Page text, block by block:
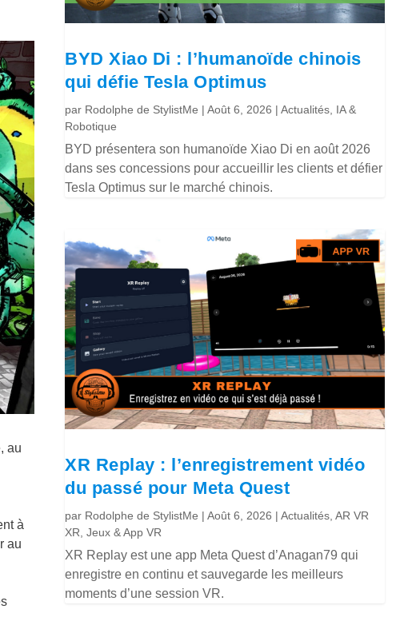
au
à
au
BYD Xiao Di : l’humanoïde chinois
qui défie Tesla Optimus
par Rodolphe de StylistMe |Août 6, 2026 |Actualités IA &
Robotique
BYD présentera son humanoïde Xiao Di en août 2026
dans ses concessions pour accueillir les clients et défier
Tesla Optimus sur le marché chinois.
XR Replay : l’enregistrement vidéo
du passé pour Meta Quest
par Rodolphe de StylistMe |Août 6, 2026 |Actualités ,AR VR
XR ,Jeux & App VR
XR Replay est une app Meta Quest d’Anagan79 qui
enregistre en continu et sauvegarde les meilleurs
moments d’une session VR.